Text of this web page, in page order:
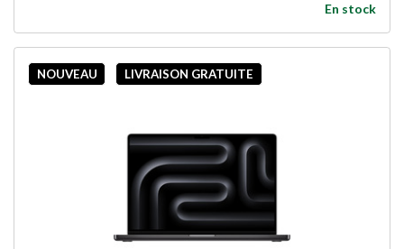
En stock
NOUVEAU LIVRAISON GRATUITE